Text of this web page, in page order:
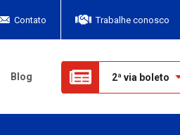
Contato Trabalhe conosco
Blog 2ª via boleto